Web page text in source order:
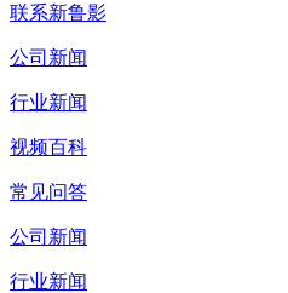
联系新鲁影
公司新闻
行业新闻
视频百科
常见问答
公司新闻
行业新闻